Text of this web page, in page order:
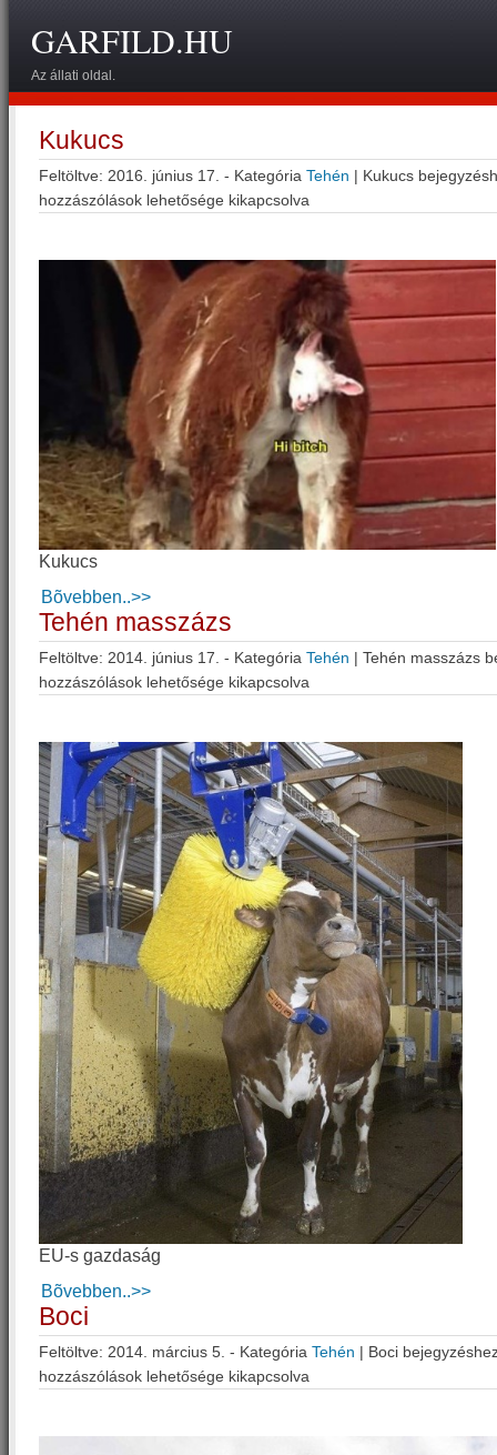
GARFILD.HU
Az állati oldal.
Kukucs
Feltöltve: 2016. június 17. - Kategória Tehén | Kukucs
hozzászólások lehetősége kikapcsolva
Kukucs
Bõvebben..>>
Tehén masszázs
Feltöltve: 2014. június 17. - Kategória Tehén | Tehén masszázs
hozzászólások lehetősége kikapcsolva
EU-s gazdaság
Bõvebben..>>
Boci
Feltöltve: 2014. március 5. - Kategória Tehén | Boci
hozzászólások lehetősége kikapcsolva